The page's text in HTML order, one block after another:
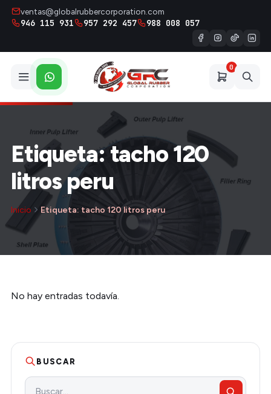
ventas@globalrubbercorporation.com
946 115 931 957 292 457 988 008 057
0
Etiqueta: tacho 120
litros peru
Inicio Etiqueta: tacho 120 litros peru
No hay entradas todavía.
BUSCAR